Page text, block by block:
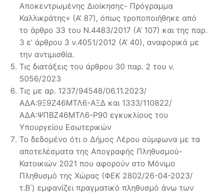
Αποκεντρωμένης Διοίκησης- Πρόγραμμα
Καλλικράτης» (Α’ 87), όπως τροποποιήθηκε από
το άρθρο 33 του Ν.4483/2017 (Α’ 107) και της παρ.
3 ε’ άρθρου 3 ν.4051/2012 (Α’ 40), αναφορικά με
την αντιμισθία.
Τις διατάξεις του άρθρου 30 παρ. 2 του ν.
5056/2023
Τις με αρ. 1237/94548/06.11.2023/
ΑΔΑ:9Ξ9Ζ46ΜΤΛ6-ΑΞΔ και 1333/110822/
ΑΔΑ:ΨΠΒΖ46ΜΤΛ6-Ρ90 εγκυκλίους του
Υπουργείου Εσωτερικών
Το δεδομένο ότι ο Δήμος Λέρου σύμφωνα με τα
αποτελέσματα της Απογραφής Πληθυσμού-
Κατοικιών 2021 που αφορούν στο Μόνιμο
Πληθυσμό της Χώρας (ΦΕΚ 2802/26-04-2023/
τ.Β΄) εμφανίζει πραγματικό πληθυσμό άνω των